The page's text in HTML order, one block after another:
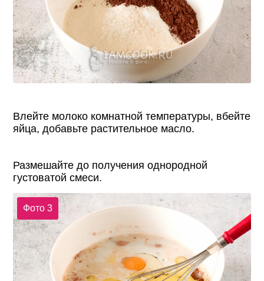
Влейте молоко комнатной температуры, вбейте
яйца, добавьте растительное масло.
Размешайте до получения однородной
густоватой смеси.
Фото 3